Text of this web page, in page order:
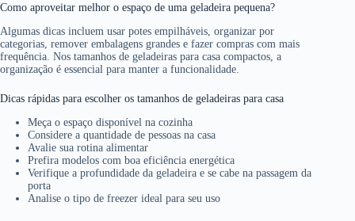
Como aproveitar melhor o espaço de uma geladeira pequena?
Algumas dicas incluem usar potes empilháveis, organizar por
categorias, remover embalagens grandes e fazer compras com mais
frequência. Nos tamanhos de geladeiras para casa compactos, a
organização é essencial para manter a funcionalidade.
Dicas rápidas para escolher os tamanhos de geladeiras para casa
Meça o espaço disponível na cozinha
Considere a quantidade de pessoas na casa
Avalie sua rotina alimentar
Prefira modelos com boa eficiência energética
Verifique a profundidade da geladeira e se cabe na passagem da
porta
Analise o tipo de freezer ideal para seu uso